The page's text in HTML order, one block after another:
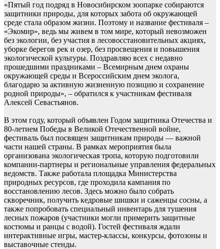
«Пятый год подряд в Новосибирском зоопарке собираются
защитники природы, для которых забота об окружающей
среде стала образом жизни. Поэтому и название фестиваля –
«Экомир», ведь мы живем в том мире, который невозможен
без экологии, без участия в лесовосстановительных акциях,
уборке берегов рек и озер, без просвещения и повышения
экологической культуры. Поздравляю всех с недавно
прошедшими праздниками – Всемирным днем охраны
окружающей среды и Всероссийским днем эколога,
благодарю за активную жизненную позицию и сохранение
родной природы», – обратился к участникам фестиваля
Алексей Севастьянов.
В этом году, который объявлен Годом защитника Отечества и
80-летием Победы в Великой Отечественной войне,
фестиваль был посвящен защитникам природы — важной
части нашей страны. В рамках мероприятия была
организована экологическая тропа, которую подготовили
компании-партнеры и региональные управления федеральных
ведомств. Также работала площадка Министерства
природных ресурсов, где проходила кампания по
восстановлению лесов. Здесь можно было собрать
скворечник, получить кедровые шишки и саженцы сосны, а
также попробовать специальный инвентарь для тушения
лесных пожаров (участники могли примерить защитные
костюмы и ранцы с водой). Гостей фестиваля ждали
интерактивные игры, мастер-классы, конкурсы, фотозоны и
выставочные стенды.